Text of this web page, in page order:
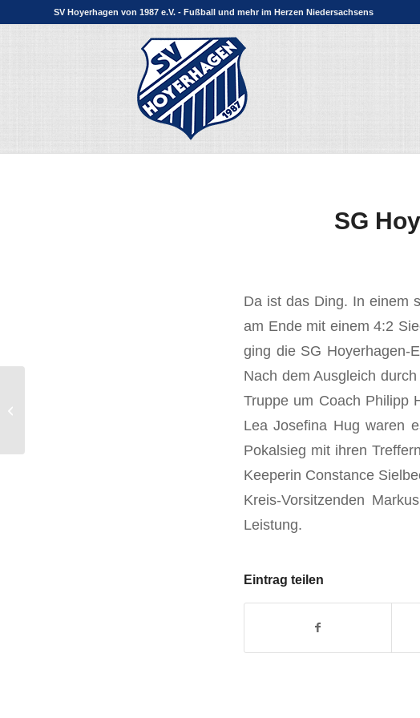
SV Hoyerhagen von 1987 e.V. - Fußball und mehr im Herzen Niedersachsens
SG
Da ist das Ding. In einem
am Ende mit einem 4:2
ging die SG Hoyerhagen-
Nach dem Ausgleich
Truppe um Coach Philipp
Lea Josefina Hug waren
Pokalsieg mit ihren
Keeperin Constance
Kreis-Vorsitzenden
Leistung.
Eintrag teilen